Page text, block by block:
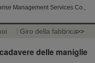
Management Services Co.,
Giro della fabbrica>>
delle maniglie